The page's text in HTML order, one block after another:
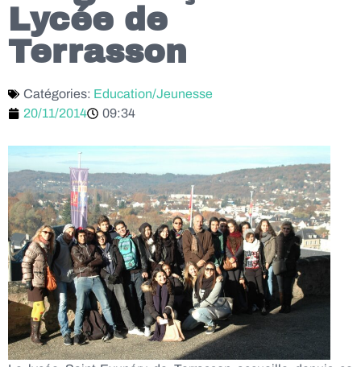
Lycée de
Terrasson
Catégories: Education/Jeunesse
20/11/2014
09:34